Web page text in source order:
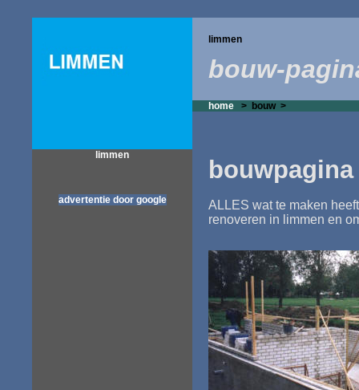
limmen
advertentie door google
limmen
bouw-
home > bouw >
ALLES wat te maken
renoveren in limmen en